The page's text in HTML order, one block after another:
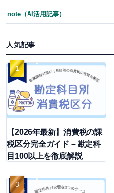
note（AI活用記事）
人気記事
【2026年最新】消費税の課
税区分完全ガイド – 勘定科
目100以上を徹底解説